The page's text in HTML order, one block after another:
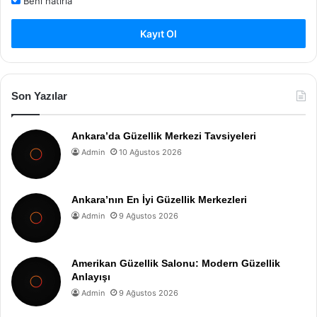
Kayıt Ol
Son Yazılar
Ankara’da Güzellik Merkezi Tavsiyeleri
Admin 10 Ağustos 2026
Ankara’nın En İyi Güzellik Merkezleri
Admin 9 Ağustos 2026
Amerikan Güzellik Salonu: Modern Güzellik
Anlayışı
Admin 9 Ağustos 2026